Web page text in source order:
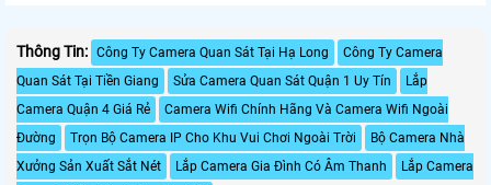
Thông Tin: Công Ty Camera Quan Sát Tại Hạ Long
Công Ty Camera
Quan Sát Tại Tiền Giang
Sửa Camera Quan Sát Quận 1 Uy Tín
Lắp
Camera Quận 4 Giá Rẻ
Camera Wifi Chính Hãng Và Camera Wifi Ngoài
Đường
Trọn Bộ Camera IP Cho Khu Vui Chơi Ngoài Trời
Bộ Camera Nhà
Xưởng Sản Xuất Sắt Nét
Lắp Camera Gia Đình Có Âm Thanh
Lắp Camera